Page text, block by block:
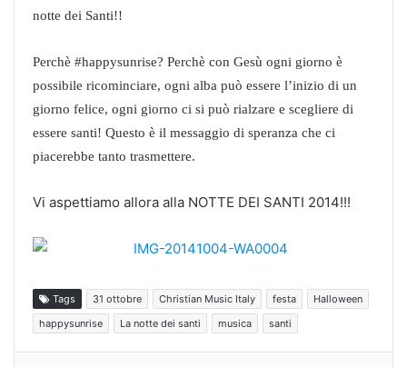
notte dei Santi!!
Perchè #happysunrise? Perchè con Gesù ogni giorno è
possibile ricominciare, ogni alba può essere l’inizio di un
giorno felice, ogni giorno ci si può rialzare e scegliere di
essere santi! Questo è il messaggio di speranza che ci
piacerebbe tanto trasmettere.
Vi aspettiamo allora alla NOTTE DEI SANTI 2014!!!
Tags 31 ottobre Christian Music Italy festa
Halloween
happysunrise
La notte dei santi musica santi